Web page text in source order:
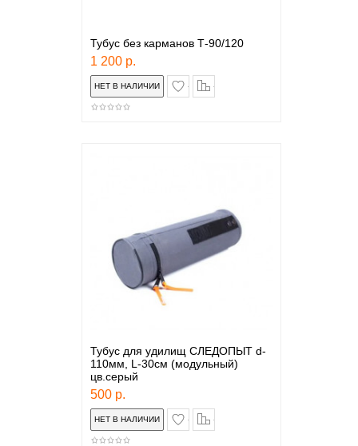
Тубус без карманов Т-90/120
1 200 р.
в закладки
Тубус для удилищ СЛЕДОПЫТ d-
110мм, L-30см (модульный)
цв.серый
500 р.
в закладки